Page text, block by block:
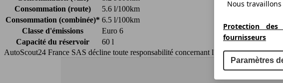
Consommation (route)
5.6 l/100km
Consommation (combinée)* 6.5 l/100km
Classe d'émissions
Euro 6
Capacité du réservoir
60 l
AutoScout24 France SAS décline toute responsabilité concernant l''exactitude des
Nous
Protection des
fournisseurs
Paramètres